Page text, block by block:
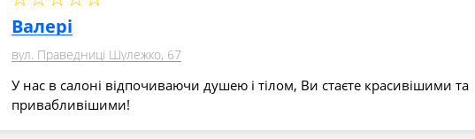
Валері
вул. Праведниці Шулежко, 67
У нас в салоні відпочиваючи душею і тілом, Ви стаєте красивішими та
привабливішими!